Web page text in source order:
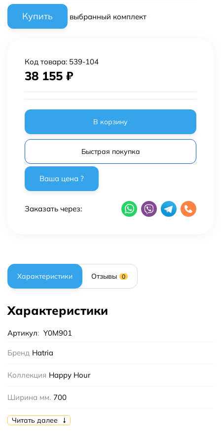
выбранный комплект
Код товара: 539-104
38 155 ₽
В корзину
Быстрая покупка
Заказать через:
Характеристики Отзывы 0
Характеристики
Артикул: Y0M901
Бренд Hatria
Коллекция Happy Hour
Ширина мм. 700
Высота мм. 140
Читать далее